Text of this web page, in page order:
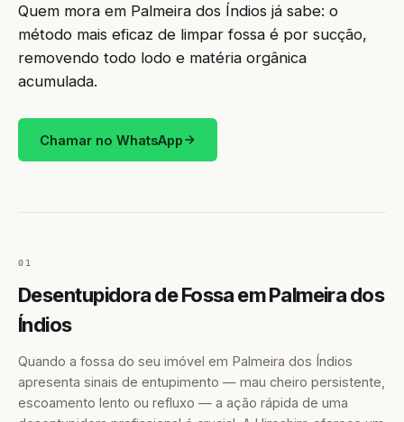
Quem mora em Palmeira dos Índios já sabe: o
método mais eficaz de limpar fossa é por sucção,
removendo todo lodo e matéria orgânica
acumulada.
Chamar no WhatsApp
01
Desentupidora de Fossa em Palmeira dos
Índios
Quando a fossa do seu imóvel em Palmeira dos Índios
apresenta sinais de entupimento — mau cheiro persistente,
escoamento lento ou refluxo — a ação rápida de uma